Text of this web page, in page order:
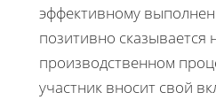
эффективному
позитивно сказывается
производственном
участник вносит свой